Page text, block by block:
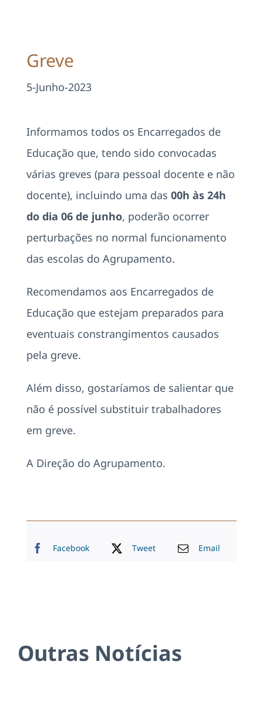
Área Reservada
Greve
5-Junho-2023
Informamos todos os Encarregados de
Educação que, tendo sido convocadas
várias greves (para pessoal docente e não
docente), incluindo uma das 00h às 24h
do dia 06 de junho, poderão ocorrer
perturbações no normal funcionamento
das escolas do Agrupamento.
Recomendamos aos Encarregados de
Educação que estejam preparados para
eventuais constrangimentos causados
pela greve.
Além disso, gostaríamos de salientar que
não é possível substituir trabalhadores
em greve.
A Direção do Agrupamento.
Facebook Tweet Email
Outras Notícias